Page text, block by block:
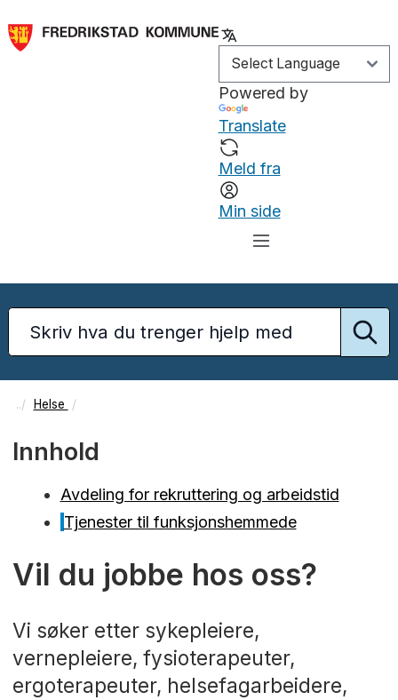
Powered by
Translate
Meld fra
Min side
Helse
Innhold
Avdeling for rekruttering og arbeidstid
Tjenester til funksjonshemmede
Vil du jobbe hos oss?
Vi søker etter sykepleiere,
vernepleiere, fysioterapeuter,
ergoterapeuter, helsefagarbeidere,